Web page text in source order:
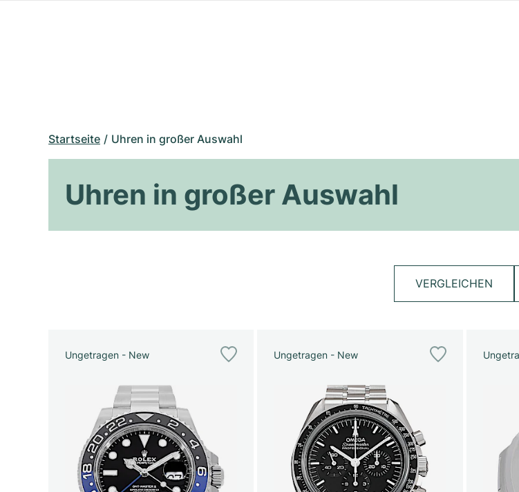
Startseite Uhren in großer Auswahl
Uhren in großer Auswahl
VERGLEICHEN
Ungetragen - New Ungetragen - New